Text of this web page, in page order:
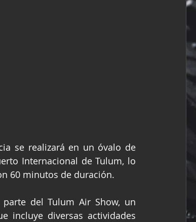
se realizará en un óvalo de
Internacional de Tulum, lo
60 minutos de duración.
parte del Tulum Air Show, un
incluye diversas actividades